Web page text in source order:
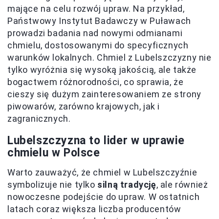
mające na celu rozwój upraw. Na przykład,
Państwowy Instytut Badawczy w Puławach
prowadzi badania nad nowymi odmianami
chmielu, dostosowanymi do specyficznych
warunków lokalnych. Chmiel z Lubelszczyzny nie
tylko wyróżnia się wysoką jakością, ale także
bogactwem różnorodności, co sprawia, że
cieszy się dużym zainteresowaniem ze strony
piwowarów, zarówno krajowych, jak i
zagranicznych.
Lubelszczyzna to lider w uprawie
chmielu w Polsce
Warto zauważyć, że chmiel w Lubelszczyźnie
symbolizuje nie tylko silną tradycję, ale również
nowoczesne podejście do upraw. W ostatnich
latach coraz większa liczba producentów